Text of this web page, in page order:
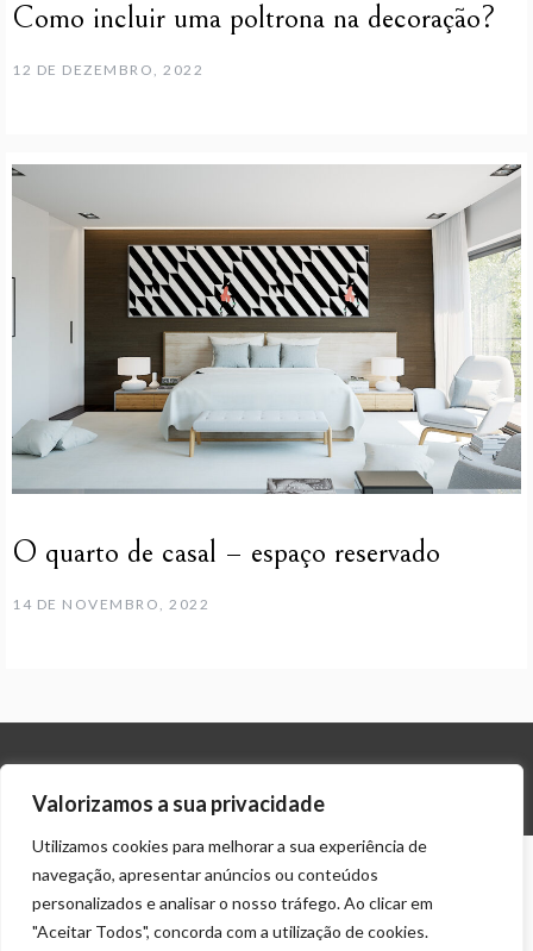
Valorizamos a sua privacidade
Utilizamos cookies para melhorar a sua experiência de
navegação, apresentar anúncios ou conteúdos
personalizados e analisar o nosso tráfego. Ao clicar em
"Aceitar Todos", concorda com a utilização de cookies.
Como incluir uma poltrona na decoração?
12 DE DEZEMBRO, 2022
O quarto de casal – espaço reservado
14 DE NOVEMBRO, 2022